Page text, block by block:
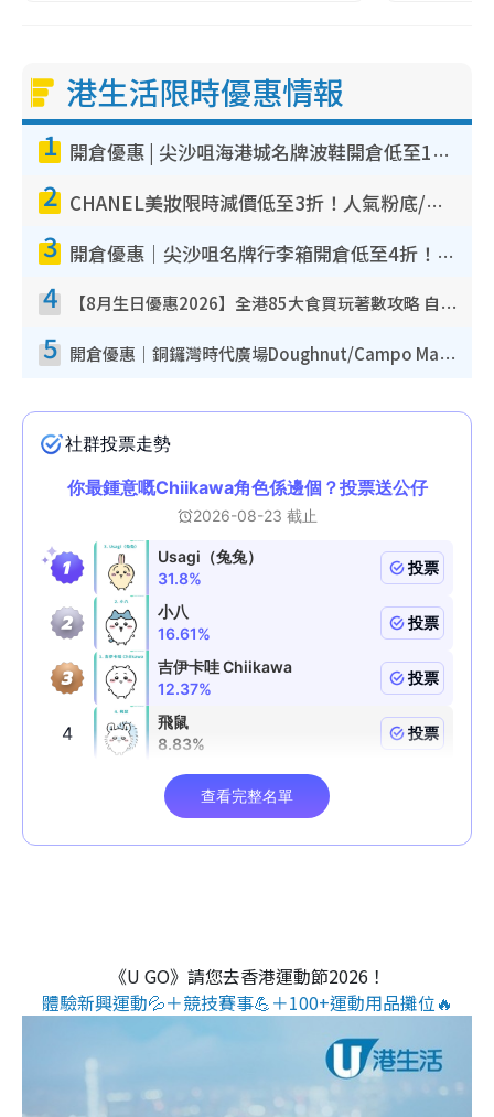
港生活限時優惠情報
1 開倉優惠 | 尖沙咀海港城名牌波鞋開倉低至1折！On鞋$899起／Joy&Peace鞋履$98起
2 CHANEL美妝限時減價低至3折！人氣粉底/唇膏/精華液低至$275！COCO香水都有平
3 開倉優惠｜尖沙咀名牌行李箱開倉低至4折！一連5日 American Tourister/ace./Hallmark $200起！
4 【8月生日優惠2026】全港85大食買玩著數攻略 自助餐/火鍋放題同行免費＋誠品/DONKI送現金券
5 開倉優惠｜銅鑼灣時代廣場Doughnut/Campo Marzio開倉低至1折！背囊、書包、手袋劈價$200起
《U GO》請您去香港運動節2026！
體驗新興運動💦＋競技賽事💪＋100+運動用品攤位🔥